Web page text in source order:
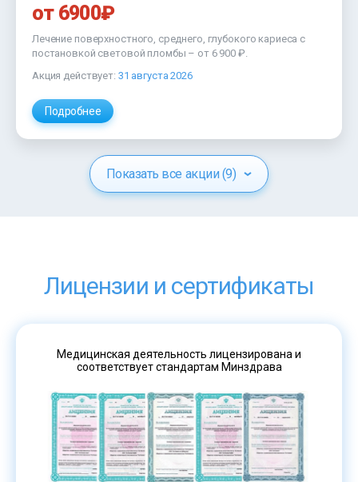
от 6900₽
Лечение поверхностного, среднего, глубокого кариеса с
постановкой световой пломбы – от 6 900 ₽.
Акция действует: 31 августа 2026
Подробнее
Показать все акции (9)
Лицензии и сертификаты
Медицинская деятельность лицензирована и
соответствует стандартам Минздрава